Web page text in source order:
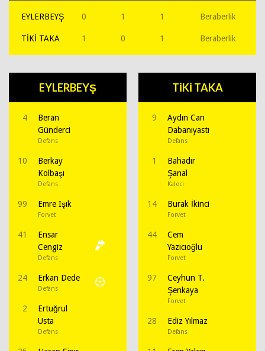
EYLERBEYŞ 0 1 1 Beraberlik
TİKİ TAKA 1 0 1 Beraberlik
EYLERBEYŞ
4
Beran
Günderci
Defans
10
Berkay
Kolbaşı
Defans
99 Emre Işık
Forvet
41
Ensar
Cengiz
Defans
24 Erkan Dede
Defans
2
Ertuğrul
Usta
Defans
TİKİ TAKA
9
Aydın Can
Dabanıyastı
Defans
1
Bahadır
Şanal
Kaleci
14 Burak İkinci
Forvet
44
Cem
Yazıcıoğlu
Forvet
97
Ceyhun T.
Şenkaya
Forvet
28 Ediz Yılmaz
Defans